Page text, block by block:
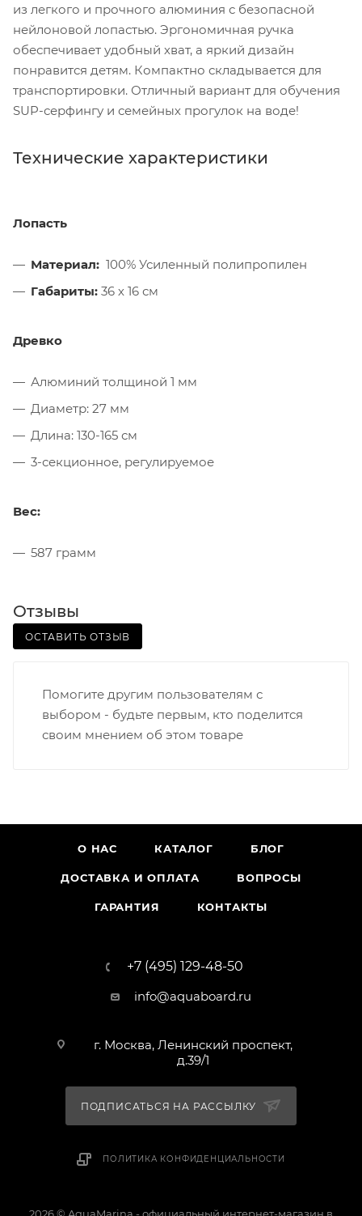
из легкого и прочного алюминия с безопасной
нейлоновой лопастью. Эргономичная ручка
обеспечивает удобный хват, а яркий дизайн
понравится детям. Компактно складывается для
транспортировки. Отличный вариант для обучения
SUP-серфингу и семейных прогулок на воде!
Технические характеристики
Лопасть
Материал: 100% Усиленный полипропилен
Габариты: 36 х 16 см
Древко
Алюминий толщиной 1 мм
Диаметр: 27 мм
Длина: 130-165 см
3-секционное, регулируемое
Вес:
587 грамм
Отзывы
ОСТАВИТЬ ОТЗЫВ
Помогите другим пользователям с
выбором - будьте первым, кто поделится
своим мнением об этом товаре
О НАС КАТАЛОГ БЛОГ
ДОСТАВКА И ОПЛАТА ВОПРОСЫ
ГАРАНТИЯ КОНТАКТЫ
+7 (495) 129-48-50
info@aquaboard.ru
г. Москва, Ленинский проспект,
д.39/1
ПОДПИСАТЬСЯ НА РАССЫЛКУ
ПОЛИТИКА КОНФИДЕНЦИАЛЬНОСТИ